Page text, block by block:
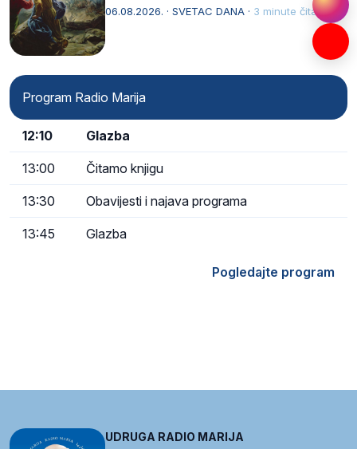
drugoj…
06.08.2026. · SVETAC DANA · 3 minute čitanja
Program Radio Marija
12:10 Glazba
13:00 Čitamo knjigu
13:30 Obavijesti i najava programa
13:45 Glazba
Pogledajte program
UDRUGA RADIO MARIJA